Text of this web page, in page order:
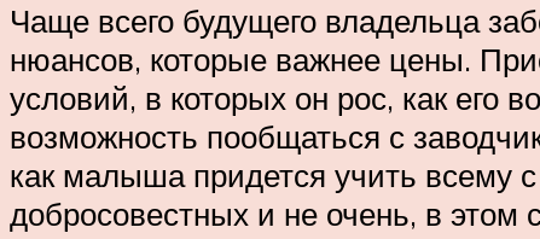
Чаще всего будущего владельца
нюансов, которые важнее цены.
условий, в которых он рос, как его
возможность пообщаться с
как малыша придется учить всему
добросовестных и не очень, в этом